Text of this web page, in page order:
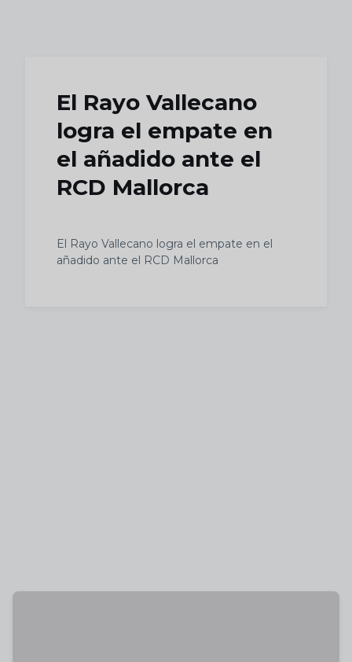
El Rayo Vallecano
logra el empate en
el añadido ante el
RCD Mallorca
El Rayo Vallecano logra el empate en el
añadido ante el RCD Mallorca